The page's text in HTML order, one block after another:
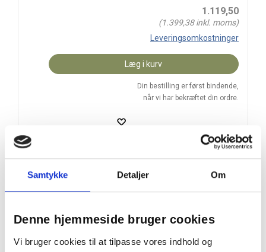
Samtykke Detaljer Om
Denne hjemmeside bruger cookies
Vi bruger cookies til at tilpasse vores indhold og
1.119,50
(1.399,38inkl. moms)
Leveringsomkostninger
Læg i kurv
Din bestilling er først bindende,
når vi har bekræftet din ordre.
Gult metalæg fyldt med marcipanæg i flere chokoladevarianter
På lager